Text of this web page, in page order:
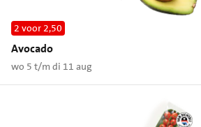
2 voor 2,50
Avocado
wo 5 t/m di 11 aug